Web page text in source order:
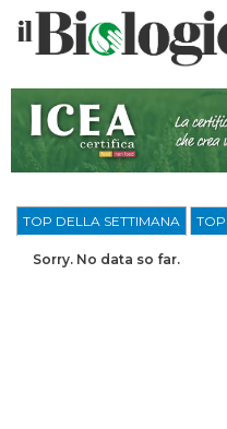
TOP DELLA SETTIMANA
Sorry. No data so far.